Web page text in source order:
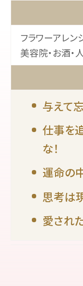
フラワーアレン
美容院・お酒・
与えて
仕事を
な！
運命の
思考は
愛され